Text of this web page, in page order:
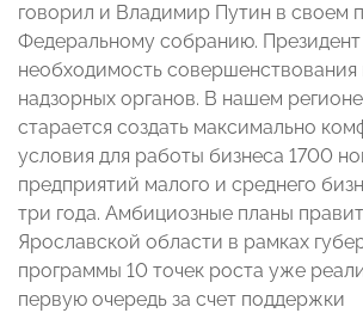
говорил и Владимир Путин в своем
Федеральному собранию. Президент
необходимость совершенствования
надзорных органов. В нашем
старается создать максимально
условия для работы бизнеса 1700
предприятий малого и среднего
три года. Амбициозные планы
Ярославской области в рамках
программы 10 точек роста уже
первую очередь за счет поддержки